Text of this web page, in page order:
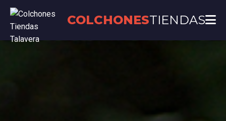
COLCHONESTIENDAS